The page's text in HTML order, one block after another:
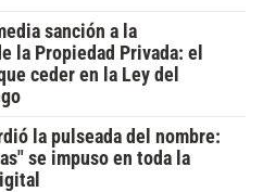
sanción a la
la Propiedad Privada: el
ceder en la Ley del
la pulseada del nombre:
se impuso en toda la